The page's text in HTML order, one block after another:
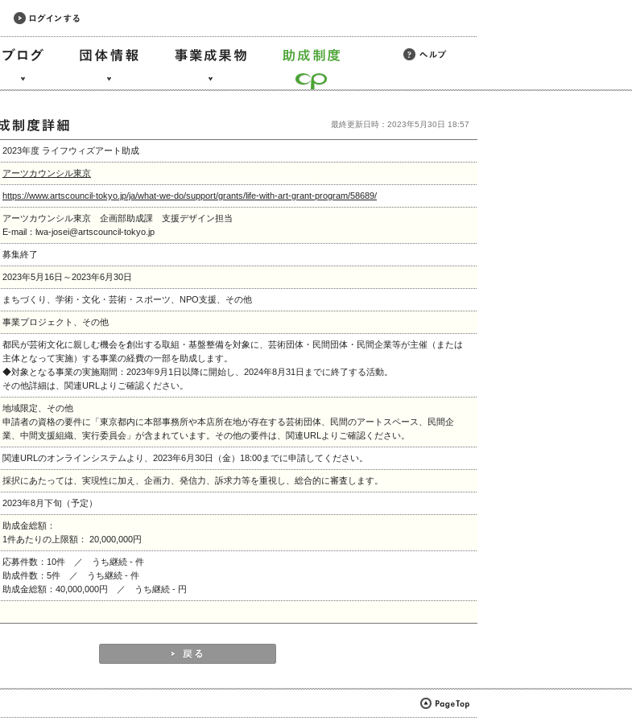
最終更新日時：2023年5月30日 18:57
2023年度 ライフウィズアート助成
アーツカウンシル東京
https://www.artscouncil-tokyo.jp/ja/what-we-do/support/grants/life-with-art-grant-program/58689/
アーツカウンシル東京 企画部助成課 支援デザイン担当
E-mail：lwa-josei@artscouncil-tokyo.jp
募集終了
2023年5月16日～2023年6月30日
まちづくり、学術・文化・芸術・スポーツ、NPO支援、その他
事業プロジェクト、その他
都民が芸術文化に親しむ機会を創出する取組・基盤整備を対象に、芸術団体・民間団体・民間企業等が主催（または
主体となって実施）する事業の経費の一部を助成します。
◆対象となる事業の実施期間：2023年9月1日以降に開始し、2024年8月31日までに終了する活動。
その他詳細は、関連URLよりご確認ください。
地域限定、その他
申請者の資格の要件に「東京都内に本部事務所や本店所在地が存在する芸術団体、民間のアートスペース、民間企
業、中間支援組織、実行委員会」が含まれています。その他の要件は、関連URLよりご確認ください。
関連URLのオンラインシステムより、2023年6月30日（金）18:00までに申請してください。
採択にあたっては、実現性に加え、企画力、発信力、訴求力等を重視し、総合的に審査します。
2023年8月下旬（予定）
助成金総額：
1件あたりの上限額： 20,000,000円
応募件数：10件 ／ うち継続 - 件
助成件数：5件 ／ うち継続 - 件
助成金総額：40,000,000円 ／ うち継続 - 円